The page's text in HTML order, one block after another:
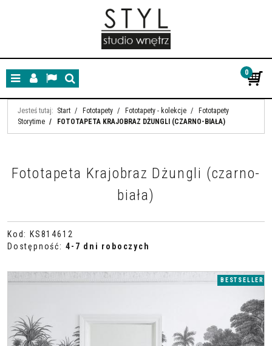
MenuPanelLangSzukaj
0
Jesteś tutaj: Start / Fototapety / Fototapety - kolekcje /
Fototapety
Storytime / FOTOTAPETA KRAJOBRAZ DŻUNGLI (CZARNO-BIAŁA)
Fototapeta Krajobraz Dżungli (czarno-
biała)
Kod :
KS814612
Dostępność: 4-7 dni roboczych
BESTSELLER